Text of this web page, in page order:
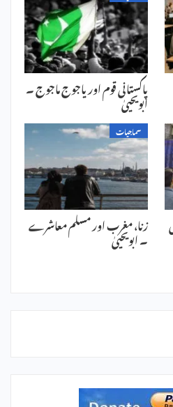
پاکستانی قوم اور یاجوج ماجوج ۔
ابویحییٰ
سماجیات
زنا، مغرب اور مسلم معاشرے
۔ ابویحییٰ